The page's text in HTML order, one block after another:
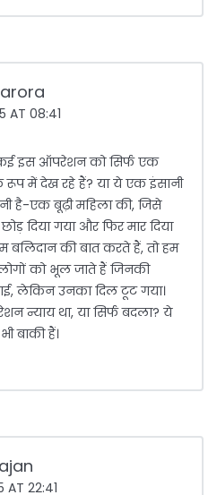
AT 08:41
इस ऑपरेशन को सिर्फ एक
में देख रहे हैं? या ये एक इंसानी
है-एक बूढ़ी महिला की, जिसे
दिया गया और फिर मार दिया
बलिदान की बात करते हैं, तो हम
को भूल जाते हैं जिनकी
लेकिन उनका दिल टूट गया।
न्याय था, या सिर्फ बदला? ये
बाकी हैं।
22:41